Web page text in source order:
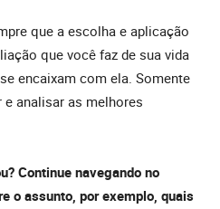
que a escolha e aplicação
que você faz de sua vida
encaixam com ela. Somente
analisar as melhores
Continue navegando no
o assunto, por exemplo, quais